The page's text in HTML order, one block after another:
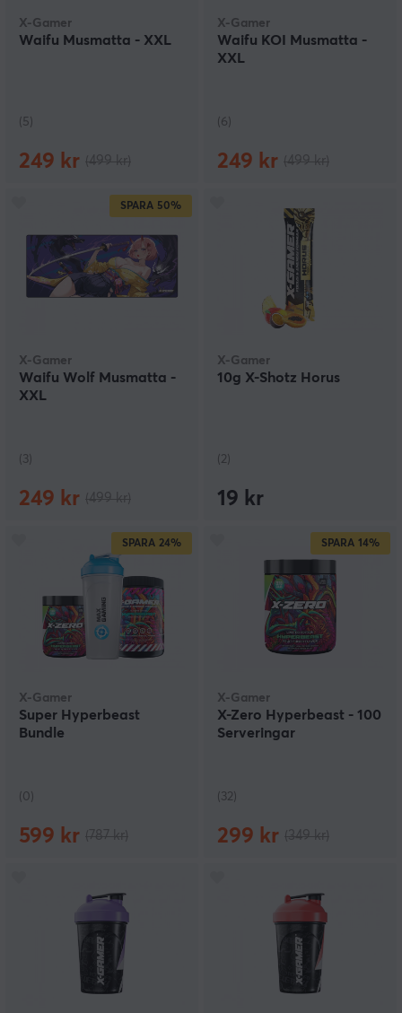
X-Gamer
Waifu Musmatta - XXL
(5)
249 kr
X-Gamer
Waifu KOI Musmatta -
XXL
(6)
249 kr
SPARA 50%
X-Gamer
Waifu Wolf Musmatta -
XXL
(3)
249 kr
X-Gamer
10g X-Shotz Horus
(2)
19 kr
SPARA 24%
X-Gamer
Super Hyperbeast
Bundle
(0)
599 kr
SPARA 14%
X-Gamer
X-Zero Hyperbeast - 100
Serveringar
(32)
299 kr